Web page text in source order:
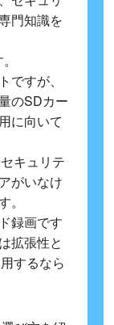
門知識を
すが、
のSDカー
に向いて
キュリテ
がいなけ
録画です
拡張性と
するなら